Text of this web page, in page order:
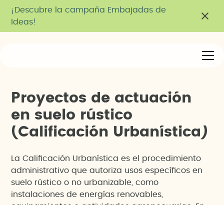
¡Descubre la campaña Embajadas de
Ideas!
Proyectos de actuación
en sue o rústico
(Ca ificación Urbanística )
La Calificación Urbanística es el procedimiento
administrativo que autoriza usos específicos en
suelo rústico o no urbanizable, como
instalaciones de energías renovables,